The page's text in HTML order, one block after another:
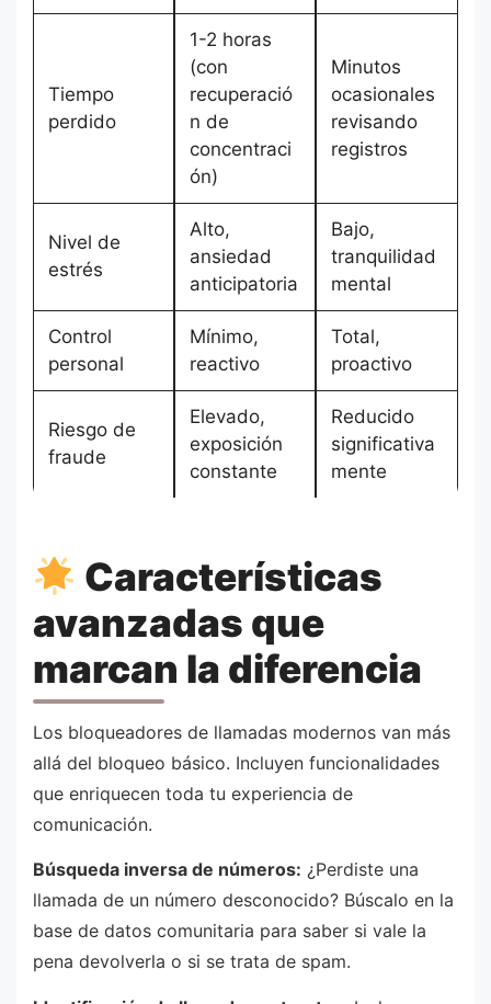
Tiempo
perdido
1-2 horas
(con
recuperació
n de
concentraci
ón)
Minutos
ocasionales
revisando
registros
Nivel de
estrés
Alto,
ansiedad
anticipatoria
Bajo,
tranquilidad
mental
Control
personal
Mínimo,
reactivo
Total,
proactivo
Riesgo de
fraude
Elevado,
exposición
constante
Reducido
significativa
mente
Características
avanzadas que
marcan la diferencia
Los bloqueadores de llamadas modernos van más
allá del bloqueo básico. Incluyen funcionalidades
que enriquecen toda tu experiencia de
comunicación.
Búsqueda inversa de números: ¿Perdiste una
llamada de un número desconocido? Búscalo en la
base de datos comunitaria para saber si vale la
pena devolverla o si se trata de spam.